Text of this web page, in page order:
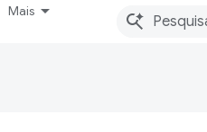
Mais